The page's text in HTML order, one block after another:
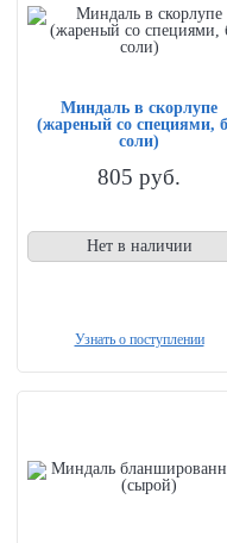
Миндаль в скорлупе
(жареный со специями,
соли)
805 руб.
Нет в наличии
Узнать о поступлении